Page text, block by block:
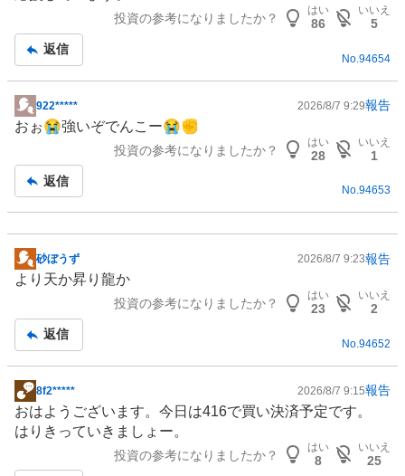
投資の参考になりましたか？
はい
86
いいえ
5
返信
No. 94654
掲
示
事
922***** 2026/8/7 9:29報告
おぉ😭強いぞでんこー😭✊
投資の参考になりましたか？
はい
28
いいえ
1
返信
No.94653
掲
示
事
砂ぼうず 2026/8/7 9:23報告
より天か昇り龍か
投資の参考になりましたか？
はい
23
いいえ
2
返信
No. 94652
掲
示
板
8f2***** 2026/8/7 9:15報告
おはようございます。今日は416で買い決済予定です。
はりきっていきましょー。
投資の参考になりましたか？
はい
8
いいえ
25